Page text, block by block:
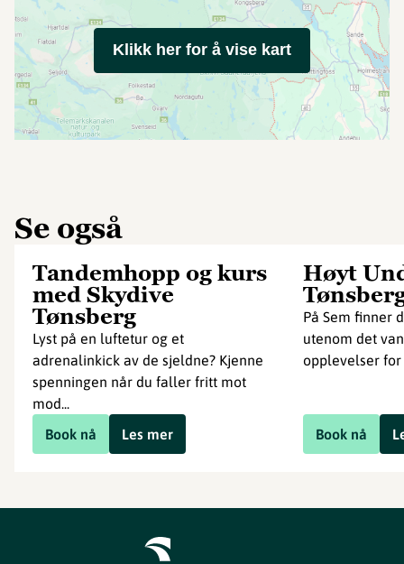
Klikk her for å vise kart
Se også
Tandemhopp og kurs
med Skydive
Tønsberg
Lyst på en luftetur og et
adrenalinkick av de sjeldne? Kjenne
spenningen når du faller fritt mot
mod...
Book nå
Les mer
Høyt
På Sem finner
utenom det
opplevelser
Book nå